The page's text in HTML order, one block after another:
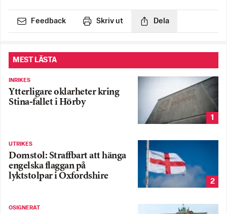
Feedback Skriv ut Dela
MEST LÄSTA
INRIKES
Ytterligare oklarheter kring
Stina-fallet i Hörby
1
UTRIKES
Domstol: Straffbart att hänga
engelska flaggan på
lyktstolpar i Oxfordshire
2
OSIGNERAT